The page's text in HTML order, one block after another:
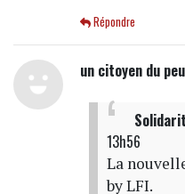
Répondre
un citoyen du
13h56
La
by LFI.